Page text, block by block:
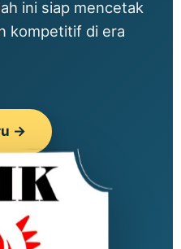
ini siap mencetak
kompetitif di era
→